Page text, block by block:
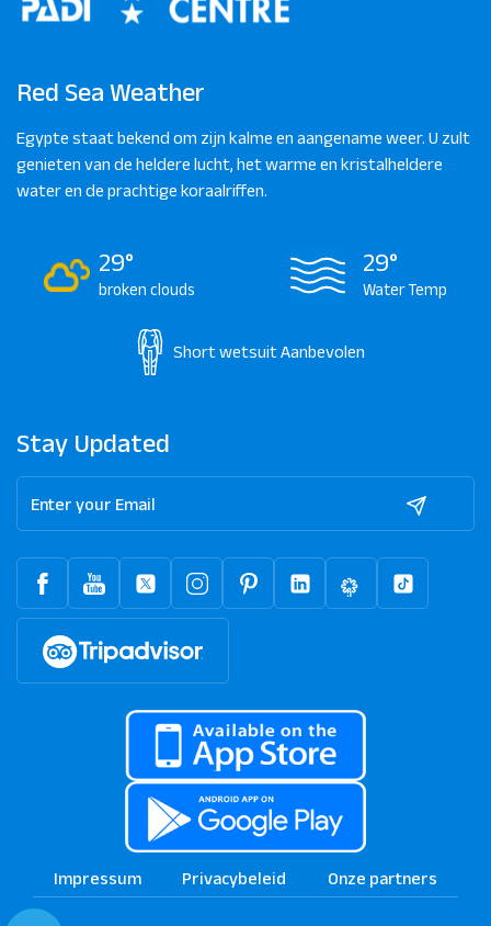
Red Sea Weather
Egypte staat bekend om zijn kalme en aangename weer. U zult
genieten van de heldere lucht, het warme en kristalheldere
water en de prachtige koraalriffen.
29°
broken clouds
29°
Water Temp
Short wetsuit Aanbevolen
Stay Updated
Impressum Privacybeleid Onze partners